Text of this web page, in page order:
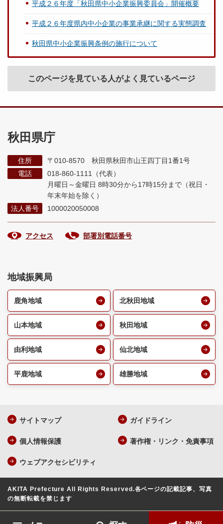
平成２６年度「秋田県中小企業振興委員会」開催概要
平成２６年度県内中小企業の事業承継に関する実態調査
秋田県中小企業振興条例の施行について
このページを見ている人がよく見ているページ
秋田県庁
住所
〒010-8570 秋田県秋田市山王四丁目1番1号
電話
018-860-1111（代表）
月曜日～金曜日 8時30分から17時15分まで （祝日・
年末年始を除く）
法人番号
1000020050008
アクセス 部署別電話番号
地域振興局
鹿角地域 北秋田地域
山本地域 秋田地域
由利地域 仙北地域
平鹿地域 雄勝地域
サイトマップ ガイドライン
個人情報保護 著作権・リンク・免責事項
ウェブアクセシビリティ
AKITA Prefecture All Rights Reserved.各ページの記載記事、写真
の無断転載を禁じます